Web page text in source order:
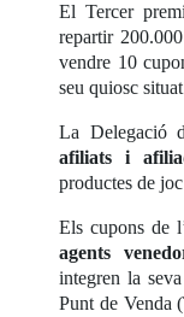
El Tercer
repartir
vendre 10
seu quiosc
La Delegació
afiliats i
productes de
Els cupons de
agents
integren la
Punt de Venda